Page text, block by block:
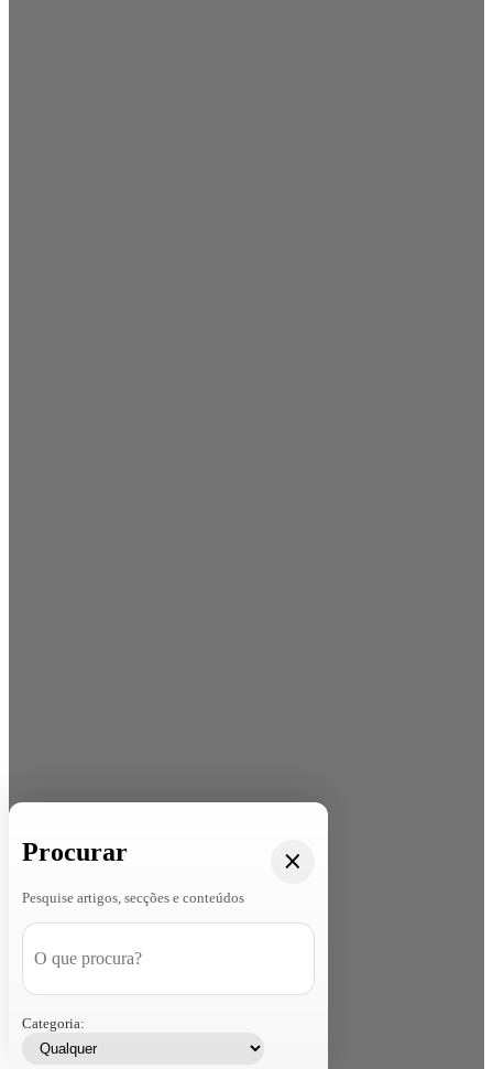
Procurar
Pesquise artigos, secções e conteúdos
Categoria: